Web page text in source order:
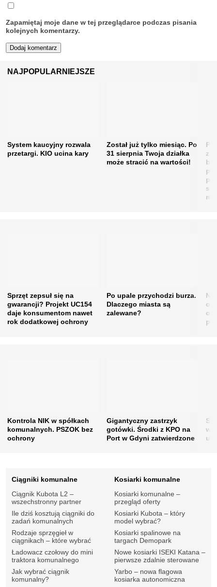
Zapamiętaj moje dane w tej przeglądarce podczas pisania
kolejnych komentarzy.
NAJPOPULARNIEJSZE
System kaucyjny rozwala
przetargi. KIO ucina kary
Został już tylko miesiąc. Po
31 sierpnia Twoja działka
może stracić na wartości!
się
Sprzęt zepsuł się na
gwarancji? Projekt UC154
daje konsumentom nawet
rok dodatkowej ochrony
Po upale przychodzi burza.
Dlaczego miasta są
zalewane?
po
Kontrola NIK w spółkach
komunalnych. PSZOK bez
ochrony
Gigantyczny zastrzyk
gotówki. Środki z KPO na
Port w Gdyni zatwierdzone
Ciągniki komunalne
Ciągnik Kubota L2 –
wszechstronny partner
Ile dziś kosztują ciągniki do
zadań komunalnych
Rodzaje sprzęgieł w
ciągnikach – które wybrać
Ładowacz czołowy do mini
traktora komunalnego
Jak wybrać ciągnik
komunalny?
Kosiarki komunalne
Kosiarki komunalne –
przegląd oferty
Kosiarki Kubota – który
model wybrać?
Kosiarki spalinowe na
targach Demopark
Nowe kosiarki ISEKI Katana –
pierwsze zdalnie sterowane
Yarbo – nowa flagowa
kosiarka autonomiczna